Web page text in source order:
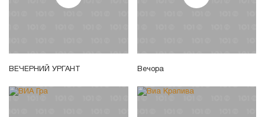
ВЕЧЕРНИЙ УРГАНТ Вечора